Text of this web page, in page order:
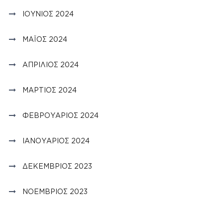
ΙΟΎΝΙΟΣ 2024
ΜΆΙΟΣ 2024
ΑΠΡΊΛΙΟΣ 2024
ΜΆΡΤΙΟΣ 2024
ΦΕΒΡΟΥΆΡΙΟΣ 2024
ΙΑΝΟΥΆΡΙΟΣ 2024
ΔΕΚΈΜΒΡΙΟΣ 2023
ΝΟΈΜΒΡΙΟΣ 2023